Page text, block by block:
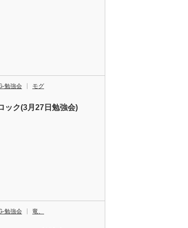
勉強会 モグ
ック(3月27日勉強会)
勉強会 竜、